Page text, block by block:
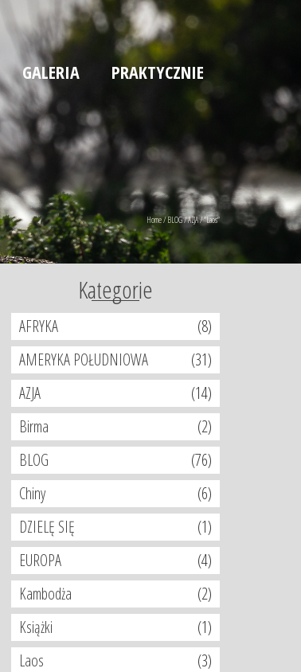
GALERIA PRAKTYCZNIE
Home/BLOG/AZJA/“Laos“
Kategorie
AFRYKA
(8)
AMERYKA POŁUDNIOWA
(31)
AZJA
(14)
Birma
(2)
BLOG
(76)
Chiny
(6)
DZIELĘ SIĘ
(1)
EUROPA
(4)
Kambodża
(2)
Książki
(1)
Laos
(3)